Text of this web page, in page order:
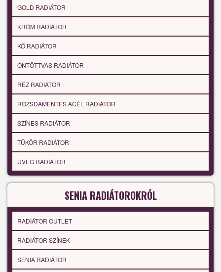
GOLD RADIÁTOR
KRÓM RADIÁTOR
KŐ RADIÁTOR
ÖNTÖTTVAS RADIÁTOR
RÉZ RADIÁTOR
ROZSDAMENTES ACÉL RADIÁTOR
SZÍNES RADIÁTOR
TÜKÖR RADIÁTOR
ÜVEG RADIÁTOR
SENIA RADIÁTOROKRÓL
RADIÁTOR OUTLET
RADIÁTOR SZÍNEK
SENIA RADIÁTOR